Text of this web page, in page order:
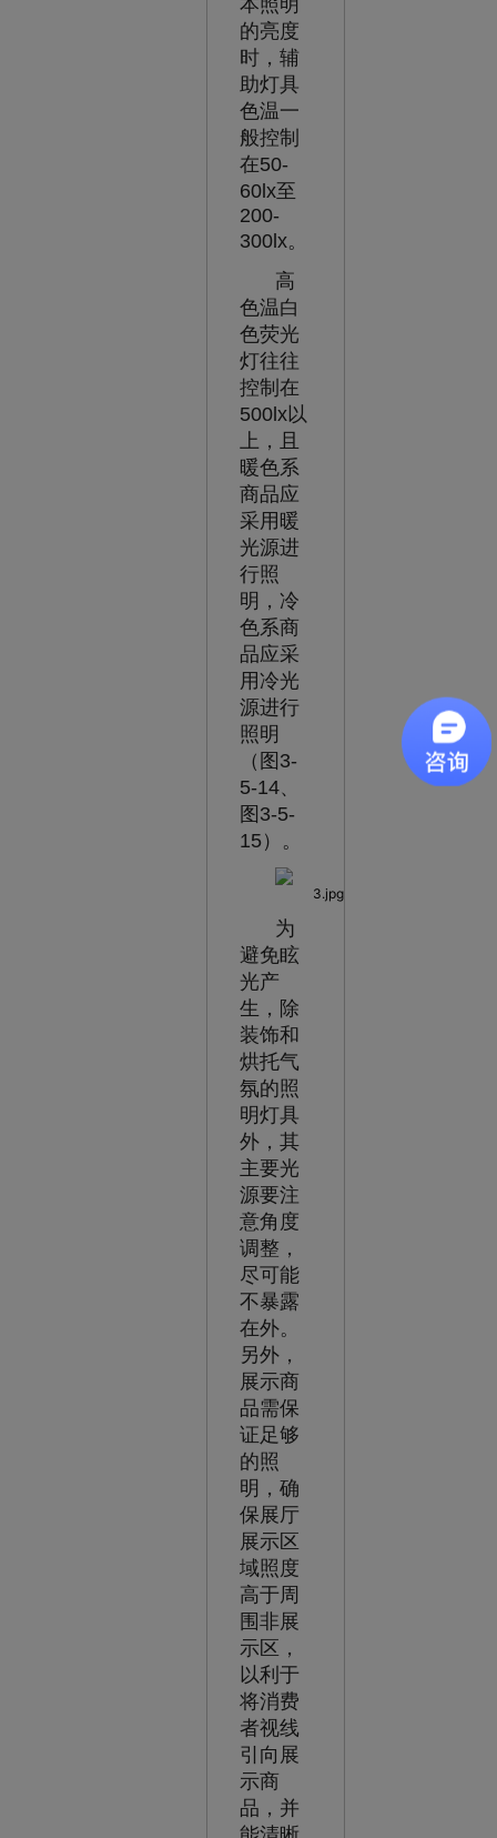
本照明
的亮度
时，辅
助灯具
色温一
般控制
在50-
60lx至
200-
300lx。
高
色温白
色荧光
灯往往
控制在
500lx以
上，且
暖色系
商品应
采用暖
光源进
行照
明，冷
色系商
品应采
用冷光
源进行
照明
（图3-
5-14、
图3-5-
15）。
为
避免眩
光产
生，除
装饰和
烘托气
氛的照
明灯具
外，其
主要光
源要注
意角度
调整，
尽可能
不暴露
在外。
另外，
展示商
品需保
证足够
的照
明，确
保展厅
展示区
域照度
高于周
围非展
示区，
以利于
将消费
者视线
引向展
示商
品，并